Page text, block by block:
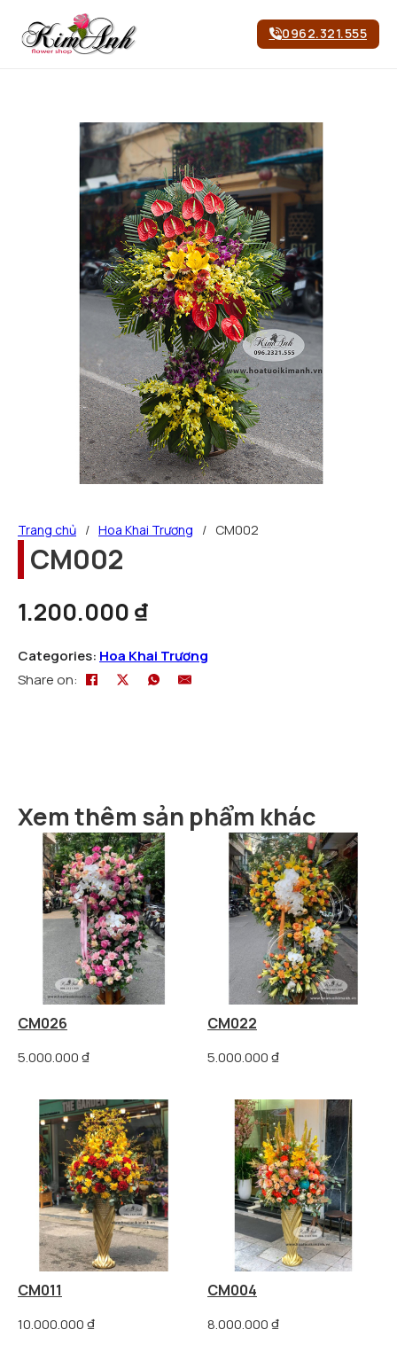
0962.321.555
Trang chủ / Hoa Khai Trương / CM002
CM002
1.200.000₫
Categories: Hoa Khai Trương
Share on:
Xem thêm sản phẩm khác
CM026
5.000.000₫
CM022
5.000.000₫
CM011
10.000.000₫
CM004
8.000.000₫